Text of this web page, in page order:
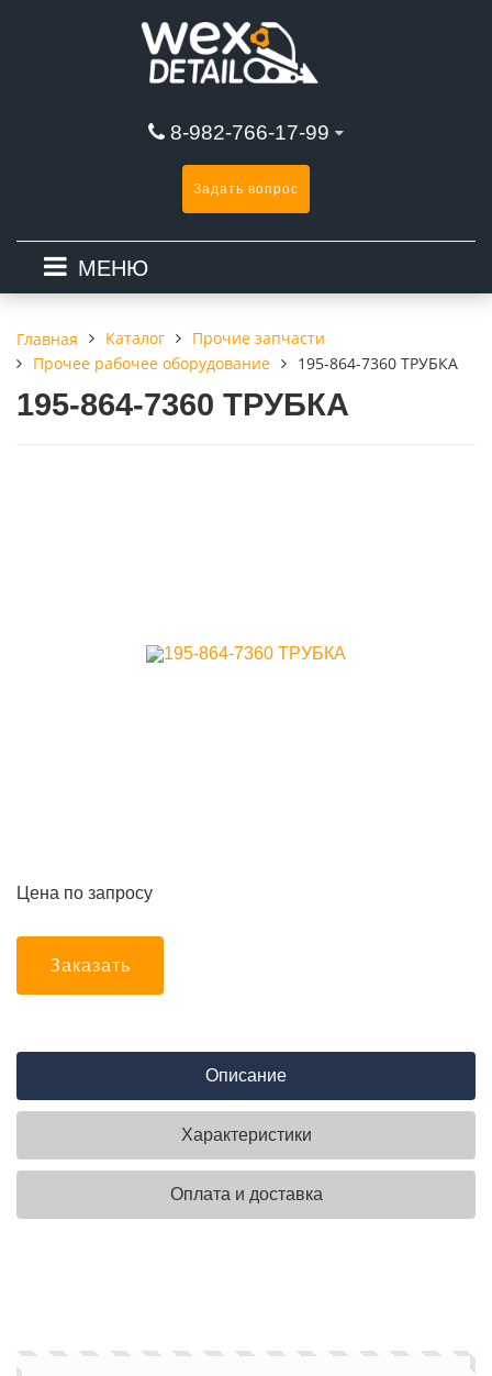
8-982-766-17-99
Задать вопрос
МЕНЮ
Главная Каталог
Прочие запчасти
Прочее рабочее оборудование
195-864-7360 ТРУБКА
195-864-7360 ТРУБКА
Цена по запросу
Заказать
Описание
Характеристики
Оплата и доставка